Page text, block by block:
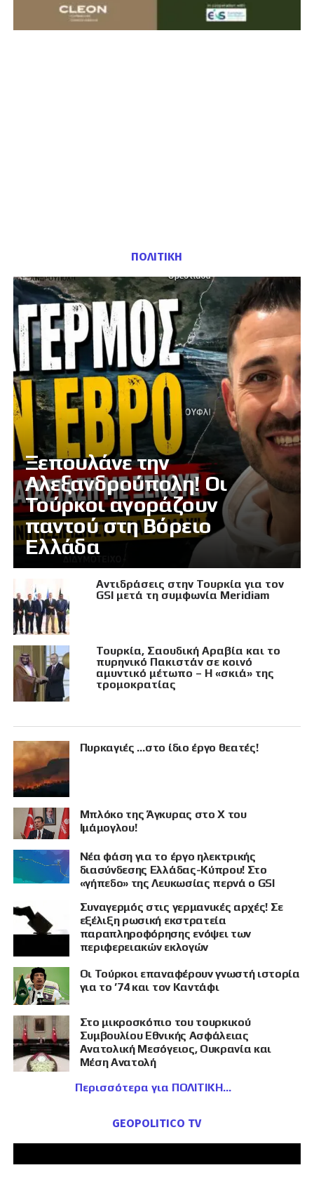
ΠΟΛΙΤΙΚΗ
Ξεπουλάνε την
Αλεξανδρούπολη! Οι
Τούρκοι αγοράζουν
παντού στη Βόρειο
Ελλάδα
Αντιδράσεις στην Τουρκία για τον
GSI μετά τη συμφωνία Meridiam
Τουρκία, Σαουδική Αραβία και το
πυρηνικό Πακιστάν σε κοινό
αμυντικό μέτωπο – Η «σκιά» της
τρομοκρατίας
Πυρκαγιές …στο ίδιο έργο θεατές!
Μπλόκο της Άγκυρας στο X του
Ιμάμογλου!
Νέα φάση για το έργο ηλεκτρικής
διασύνδεσης Ελλάδας-Κύπρου! Στο
«γήπεδο» της Λευκωσίας περνά ο GSI
Συναγερμός στις γερμανικές αρχές! Σε
εξέλιξη ρωσική εκστρατεία
παραπληροφόρησης ενόψει των
περιφερειακών εκλογών
Οι Τούρκοι επαναφέρουν γνωστή ιστορία
για το ’74 και τον Καντάφι
Στο μικροσκόπιο του τουρκικού
Συμβουλίου Εθνικής Ασφάλειας
Ανατολική Μεσόγειος, Ουκρανία και
Μέση Ανατολή
Περισσότερα για ΠΟΛΙΤΙΚΗ
GEOPOLITICO TV